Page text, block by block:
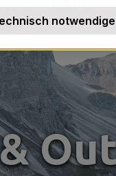
SALE
notwendige